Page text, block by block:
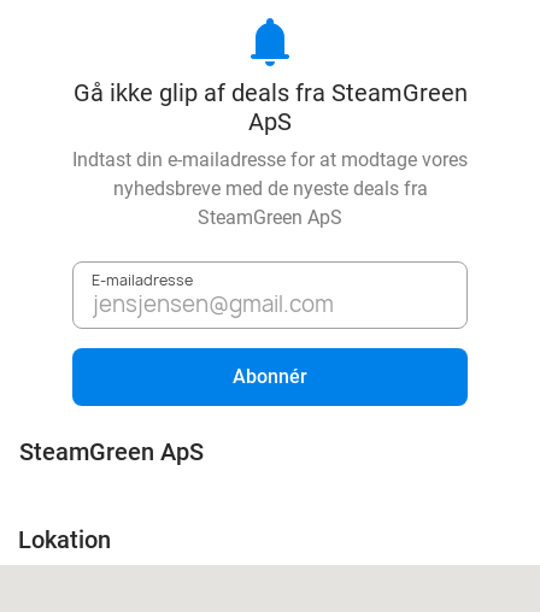
notifications
Gå ikke glip af deals fra SteamGreen
ApS
Indtast din e-mailadresse for at modtage vores
nyhedsbreve med de nyeste deals fra
SteamGreen ApS
E-mailadresse
Abonnér
SteamGreen ApS
Lokation